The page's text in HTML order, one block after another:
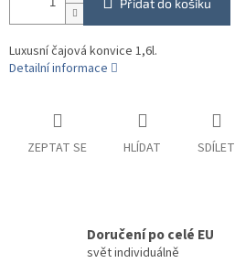
Přidat do košíku
Luxusní čajová konvice 1,6l.
Detailní informace
ZEPTAT SE HLÍDAT SDÍLET
Doručení po celé EU
svět individuálně